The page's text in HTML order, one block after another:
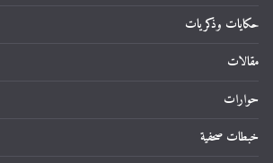
حكايات وذكريات
مقالات
حوارات
خبطات صحفية